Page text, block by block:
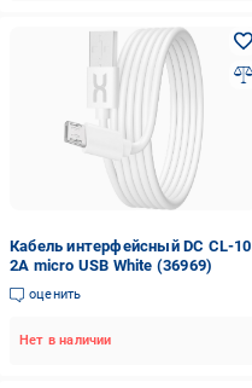
Кабель интерфейсный DC CL-10
2А micro USB White (36969)
оценить
Нет в наличии